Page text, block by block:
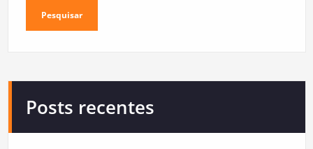
Pesquisar
Posts recentes